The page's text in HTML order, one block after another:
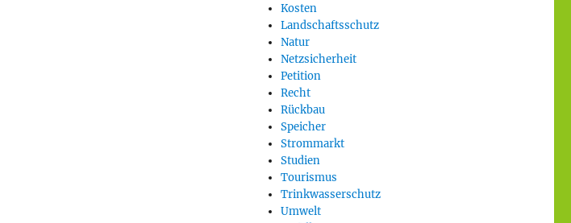
Kosten
Landschaftsschutz
Natur
Netzsicherheit
Petition
Recht
Rückbau
Speicher
Strommarkt
Studien
Tourismus
Trinkwasserschutz
Umwelt